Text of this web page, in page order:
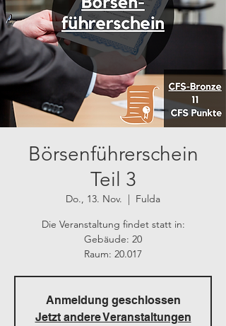
Börsenführerschein
Teil 3
Do., 13. Nov.
  |
Fulda
Die Veranstaltung findet statt in:
Gebäude: 20
Raum: 20.017
Anmeldung geschlossen
Jetzt andere Veranstaltungen